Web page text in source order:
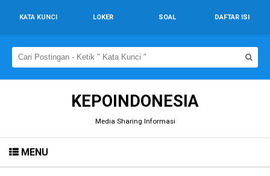
KATA KUNCI LOKER SOAL DAFTAR ISI
KEPOINDONESIA
Media Sharing Informasi
MENU